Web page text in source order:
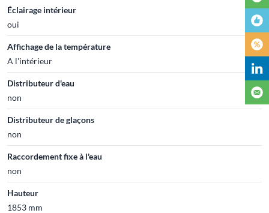
Éclairage intérieur
oui
Affichage de la température
A l'intérieur
Distributeur d'eau
non
Distributeur de glaçons
non
Raccordement fixe à l'eau
non
Hauteur
1853 mm